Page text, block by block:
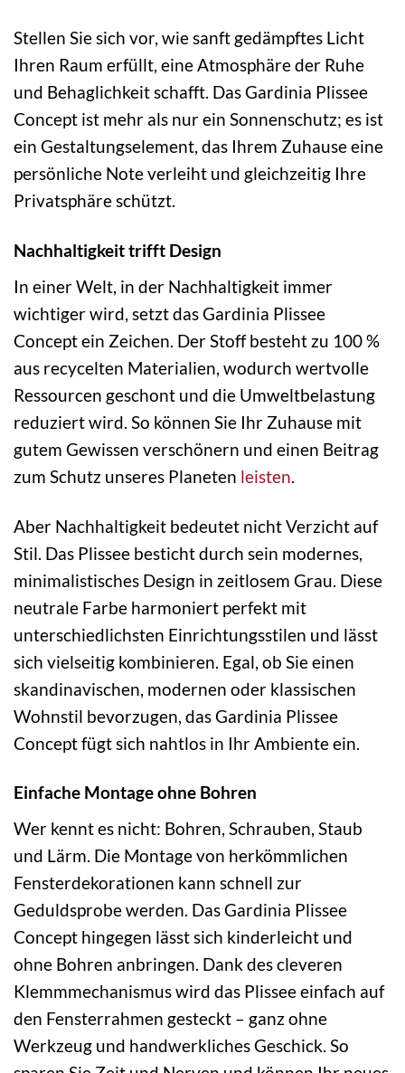
Stellen Sie sich vor, wie sanft gedämpftes Licht
Ihren Raum erfüllt, eine Atmosphäre der Ruhe
und Behaglichkeit schafft. Das Gardinia Plissee
Concept ist mehr als nur ein Sonnenschutz; es ist
ein Gestaltungselement, das Ihrem Zuhause eine
persönliche Note verleiht und gleichzeitig Ihre
Privatsphäre schützt.
Nachhaltigkeit trifft Design
In einer Welt, in der Nachhaltigkeit immer
wichtiger wird, setzt das Gardinia Plissee
Concept ein Zeichen. Der Stoff besteht zu 100 %
aus recycelten Materialien, wodurch wertvolle
Ressourcen geschont und die Umweltbelastung
reduziert wird. So können Sie Ihr Zuhause mit
gutem Gewissen verschönern und einen Beitrag
zum Schutz unseres Planeten leisten
Aber Nachhaltigkeit bedeutet nicht Verzicht auf
Stil. Das Plissee besticht durch sein modernes,
minimalistisches Design in zeitlosem Grau. Diese
neutrale Farbe harmoniert perfekt mit
unterschiedlichsten Einrichtungsstilen und lässt
sich vielseitig kombinieren. Egal, ob Sie einen
skandinavischen, modernen oder klassischen
Wohnstil bevorzugen, das Gardinia Plissee
Concept fügt sich nahtlos in Ihr Ambiente ein.
Einfache Montage ohne Bohren
Wer kennt es nicht: Bohren, Schrauben, Staub
und Lärm. Die Montage von herkömmlichen
Fensterdekorationen kann schnell zur
Geduldsprobe werden. Das Gardinia Plissee
Concept hingegen lässt sich kinderleicht und
ohne Bohren anbringen. Dank des cleveren
Klemmmechanismus wird das Plissee einfach auf
den Fensterrahmen gesteckt – ganz ohne
Werkzeug und handwerkliches Geschick. So